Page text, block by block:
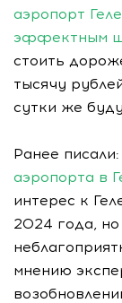
аэропорт
эффектным
стоить
тысячу
сутки же
Ранее писали:
аэропорта в
интерес к
2024 года, но
мнению